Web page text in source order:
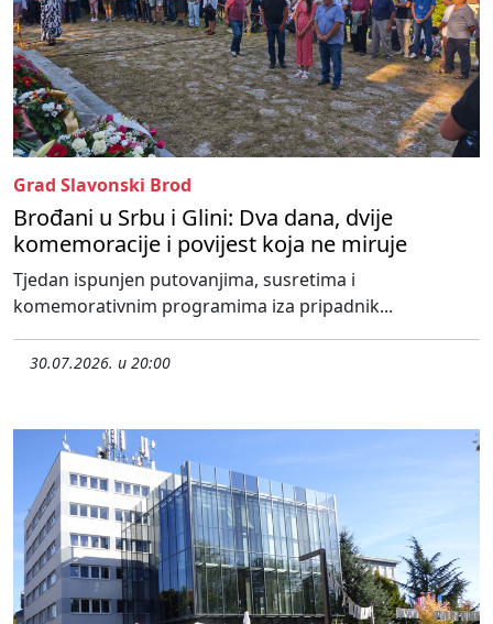
Grad Slavonski Brod
Brođani u Srbu i Glini: Dva dana, dvije
komemoracije i povijest koja ne miruje
Tjedan ispunjen putovanjima, susretima i
komemorativnim programima iza pripadnik...
30.07.2026. u 20:00